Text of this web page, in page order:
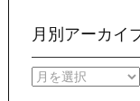
月別アーカイ
月